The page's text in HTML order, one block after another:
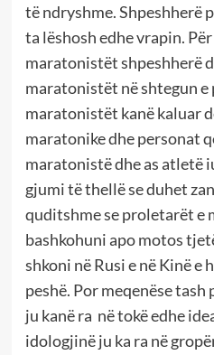
të ndryshme. Shpeshherë
ta lëshosh edhe vrapin.
maratonistët shpeshherë
maratonistët në shtegun e
maratonistët kanë kaluar
maratonike dhe personat
maratonistë dhe as atletë
gjumi të thellë se duhet
quditshme se proletarët e
bashkohuni apo motos
shkoni në Rusi e në Kinë e
peshë. Por meqenëse
ju kanë ra në tokë edhe
idologjinë ju ka ra në